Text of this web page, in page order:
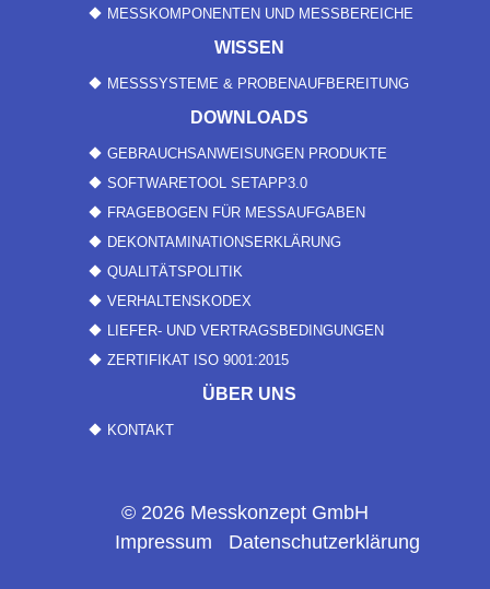
MESSKOMPONENTEN UND MESSBEREICHE
WISSEN
MESSSYSTEME & PROBENAUFBEREITUNG
DOWNLOADS
GEBRAUCHSANWEISUNGEN PRODUKTE
SOFTWARETOOL SETAPP3.0
FRAGEBOGEN FÜR MESSAUFGABEN
DEKONTAMINATIONSERKLÄRUNG
QUALITÄTSPOLITIK
VERHALTENSKODEX
LIEFER- UND VERTRAGSBEDINGUNGEN
ZERTIFIKAT ISO 9001:2015
ÜBER UNS
KONTAKT
© 2026 Messkonzept GmbH
Impressum
Datenschutzerklärung